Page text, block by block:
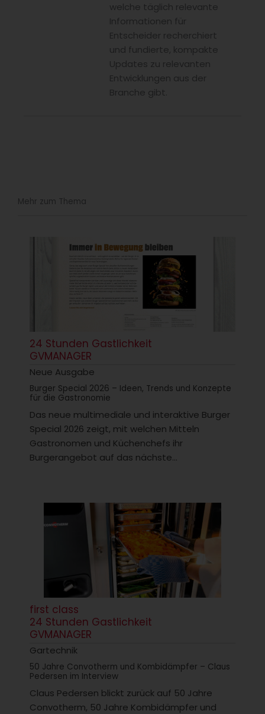
welche täglich relevante
Informationen für
Entscheider recherchiert
und fundierte, kompakte
Updates zu relevanten
Entwicklungen aus der
Branche gibt.
Mehr zum Thema
24 Stunden Gastlichkeit
GVMANAGER
Neue Ausgabe
Burger Special 2026 – Ideen, Trends und Konzepte
für die Gastronomie
Das neue multimediale und interaktive Burger
Special 2026 zeigt, mit welchen Mitteln
Gastronomen und Küchenchefs ihr
Burgerangebot auf das nächste...
first class
24 Stunden Gastlichkeit
GVMANAGER
Gartechnik
50 Jahre Convotherm und Kombidämpfer – Claus
Pedersen im Interview
Claus Pedersen blickt zurück auf 50 Jahre
Convotherm, 50 Jahre Kombidämpfer und